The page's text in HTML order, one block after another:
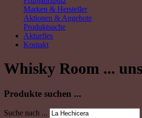
Marken & Hersteller
Aktionen & Angebote
Produktsuche
Aktuelles
Kontakt
Whisky Room ...
Produkte suchen ...
Suche nach ...